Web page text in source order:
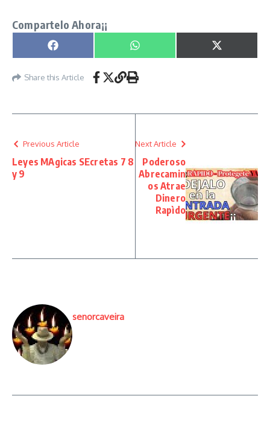
Compartelo Ahora¡¡
Compartir en
Facebook Compartir en
WhatsApp Compartir
X
(Twitter)
Share this Article
Previous Article
Leyes MAgicas SEcretas 7 8
y 9
Next Article
Poderoso
Abrecamin
os Atrae
Dinero
Rapìdo
senorcaveira